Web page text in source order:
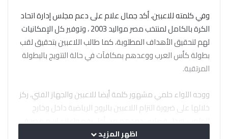
وفي كلمته للاعبين، أكد جمال علام على دعم مجلس إدارة اتحاد
الكرة بالكامل لمنتخب مصر مواليد 2003 ، وتوفير كل الإمكانيات
لهم لتحقيق الأهداف المطلوبة، كما طالب اللاعبين بتحقيق لقب
بطولة كأس العرب ووعدهم بمكافآت في حالة التتويج بالبطولة
المرتقبة.
ووجه اللواء حلمي مشهور كلمة أيضا للاعبين والجهاز الفني، ركز
خلالها على ضرورة التزام اللاعبين بالروح الرياضية داخل وخارج
الملعب، وبذل قصارى جهدهم من أجل رفع وإعلاء إسم مصر في
مختلف المحافل الرياضية.اظهر المزيد